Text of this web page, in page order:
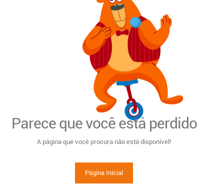
Parece que você está perdido
A página que você procura não está disponível!
Página Inicial